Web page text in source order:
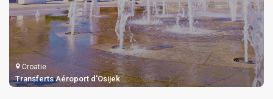
Croatie
Transferts Aéroport d'Osijek